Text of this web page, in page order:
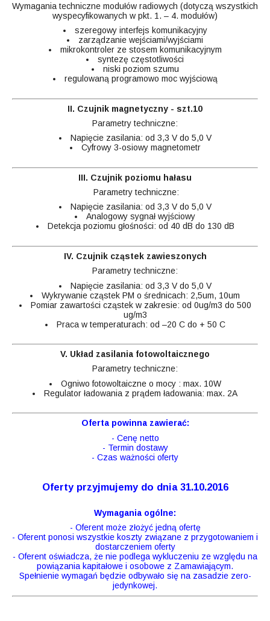
Wymagania techniczne modułów radiowych (dotyczą wszystkich
wyspecyfikowanych w pkt. 1. – 4. modułów)
szeregowy interfejs komunikacyjny
zarządzanie wejściami/wyjściami
mikrokontroler ze stosem komunikacyjnym
syntezę częstotliwości
niski poziom szumu
regulowaną programowo moc wyjściową
II. Czujnik magnetyczny - szt.10
Parametry techniczne:
Napięcie zasilania: od 3,3 V do 5,0 V
Cyfrowy 3-osiowy magnetometr
III. Czujnik poziomu hałasu
Parametry techniczne:
Napięcie zasilania: od 3,3 V do 5,0 V
Analogowy sygnał wyjściowy
Detekcja poziomu głośności: od 40 dB do 130 dB
IV. Czujnik cząstek zawieszonych
Parametry techniczne:
Napięcie zasilania: od 3,3 V do 5,0 V
Wykrywanie cząstek PM o średnicach: 2,5um, 10um
Pomiar zawartości cząstek w zakresie: od 0ug/m3 do 500
ug/m3
Praca w temperaturach: od –20 C do + 50 C
V. Układ zasilania fotowoltaicznego
Parametry techniczne:
Ogniwo fotowoltaiczne o mocy : max. 10W
Regulator ładowania z prądem ładowania: max. 2A
Oferta powinna zawierać:
- Cenę netto
- Termin dostawy
- Czas ważności oferty
Oferty przyjmujemy do dnia 31.10.2016
Wymagania ogólne:
- Oferent może złożyć jedną ofertę
- Oferent ponosi wszystkie koszty związane z przygotowaniem i
dostarczeniem oferty
- Oferent oświadcza, że nie podlega wykluczeniu ze względu na
powiązania kapitałowe i osobowe z Zamawiającym.
Spełnienie wymagań będzie odbywało się na zasadzie zero-
jedynkowej.